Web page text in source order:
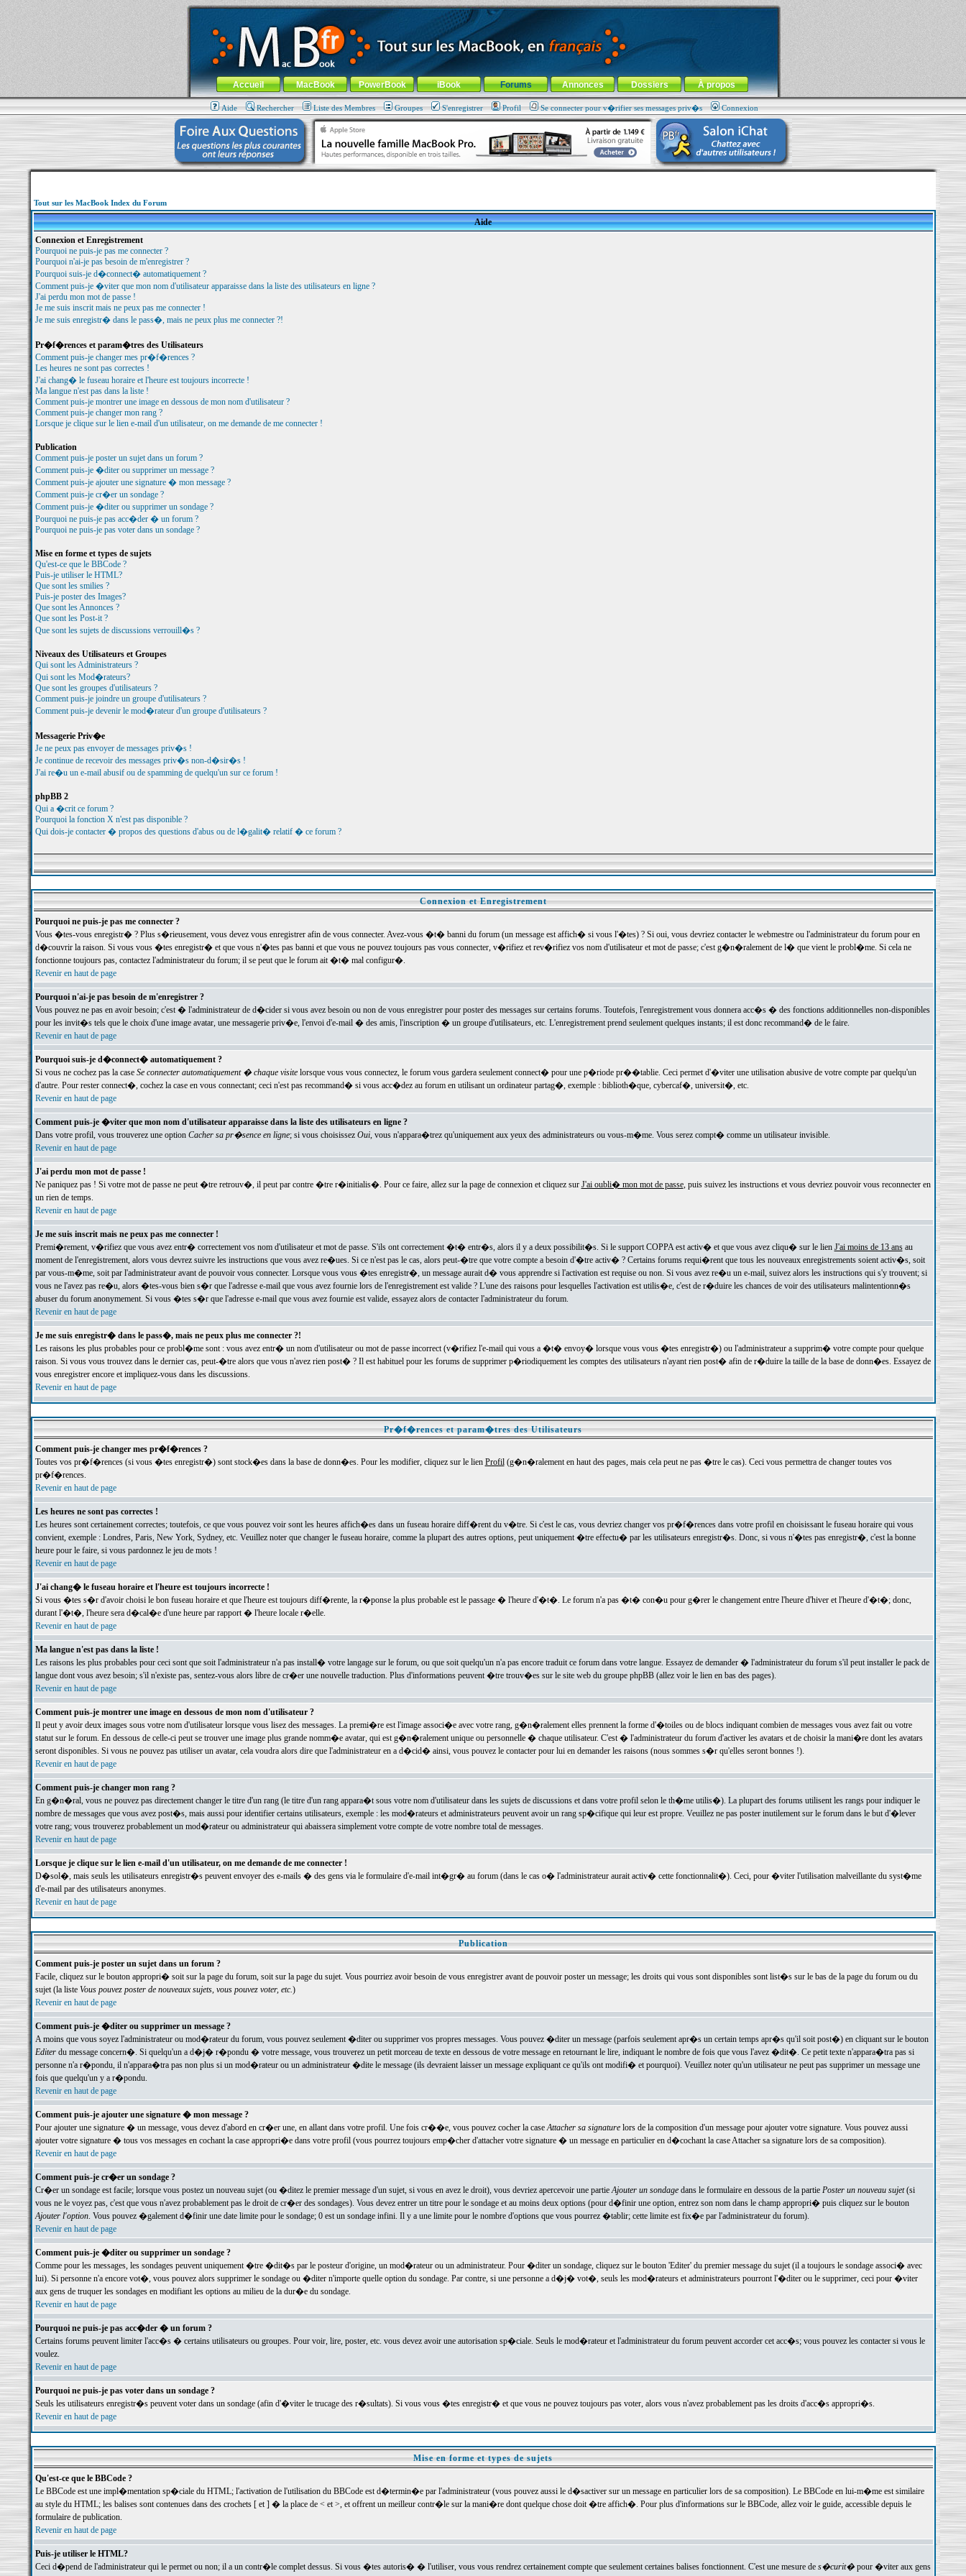
MacBook-fr.com : 100% Apple... 100% nomade !
Aller au contenu-Aller au menu général-Aller au menu de la rubrique
Menu général
Accueil MacBook PowerBook iBook Forums Annonces Dossiers À propos
Aide Rechercher Liste des Membres Groupes S'enregistrer Profil Se connecter pour v�rifier ses messages priv�s Connexion
Tout sur les MacBook Index du Forum
Aide
Connexion et Enregistrement
Pourquoi ne puis-je pas me connecter ?
Pourquoi n'ai-je pas besoin de m'enregistrer ?
Pourquoi suis-je d�connect� automatiquement ?
Comment puis-je �viter que mon nom d'utilisateur apparaisse dans la liste des utilisateurs en ligne ?
J'ai perdu mon mot de passe !
Je me suis inscrit mais ne peux pas me connecter !
Je me suis enregistr� dans le pass�, mais ne peux plus me connecter ?!
Pr�f�rences et param�tres des Utilisateurs
Comment puis-je changer mes pr�f�rences ?
Les heures ne sont pas correctes !
J'ai chang� le fuseau horaire et l'heure est toujours incorrecte !
Ma langue n'est pas dans la liste !
Comment puis-je montrer une image en dessous de mon nom d'utilisateur ?
Comment puis-je changer mon rang ?
Lorsque je clique sur le lien e-mail d'un utilisateur, on me demande de me connecter !
Publication
Comment puis-je poster un sujet dans un forum ?
Comment puis-je �diter ou supprimer un message ?
Comment puis-je ajouter une signature � mon message ?
Comment puis-je cr�er un sondage ?
Comment puis-je �diter ou supprimer un sondage ?
Pourquoi ne puis-je pas acc�der � un forum ?
Pourquoi ne puis-je pas voter dans un sondage ?
Mise en forme et types de sujets
Qu'est-ce que le BBCode ?
Puis-je utiliser le HTML?
Que sont les smilies ?
Puis-je poster des Images?
Que sont les Annonces ?
Que sont les Post-it ?
Que sont les sujets de discussions verrouill�s ?
Niveaux des Utilisateurs et Groupes
Qui sont les Administrateurs ?
Qui sont les Mod�rateurs?
Que sont les groupes d'utilisateurs ?
Comment puis-je joindre un groupe d'utilisateurs ?
Comment puis-je devenir le mod�rateur d'un groupe d'utilisateurs ?
Messagerie Priv�e
Je ne peux pas envoyer de messages priv�s !
Je continue de recevoir des messages priv�s non-d�sir�s !
J'ai re�u un e-mail abusif ou de spamming de quelqu'un sur ce forum !
phpBB 2
Qui a �crit ce forum ?
Pourquoi la fonction X n'est pas disponible ?
Qui dois-je contacter � propos des questions d'abus ou de l�galit� relatif � ce forum ?
Connexion et Enregistrement
Pourquoi ne puis-je pas me connecter ?
Vous �tes-vous enregistr� ? Plus s�rieusement, vous devez vous enregistrer afin de vous connecter. Avez-vous �t� banni du forum (un message est affich� si vous l'�tes) ? Si oui, vous devriez contacter le webmestre ou l'administrateur du forum pour en
d�couvrir la raison. Si vous vous �tes enregistr� et que vous n'�tes pas banni et que vous ne pouvez toujours pas vous connecter, v�rifiez et rev�rifiez vos nom d'utilisateur et mot de passe; c'est g�n�ralement de l� que vient le probl�me. Si cela ne
fonctionne toujours pas, contactez l'administrateur du forum; il se peut que le forum ait �t� mal configur�.
Revenir en haut de page
Pourquoi n'ai-je pas besoin de m'enregistrer ?
Vous pouvez ne pas en avoir besoin; c'est � l'administrateur de d�cider si vous avez besoin ou non de vous enregistrer pour poster des messages sur certains forums. Toutefois, l'enregistrement vous donnera acc�s � des fonctions additionnelles non-disponibles
pour les invit�s tels que le choix d'une image avatar, une messagerie priv�e, l'envoi d'e-mail � des amis, l'inscription � un groupe d'utilisateurs, etc. L'enregistrement prend seulement quelques instants; il est donc recommand� de le faire.
Revenir en haut de page
Pourquoi suis-je d�connect� automatiquement ?
Si vous ne cochez pas la case Se connecter automatiquement � chaque visitelorsque vous vous connectez, le forum vous gardera seulement connect� pour une p�riode pr��tablie. Ceci permet d'�viter une utilisation abusive de votre compte par quelqu'un
d'autre. Pour rester connect�, cochez la case en vous connectant; ceci n'est pas recommand� si vous acc�dez au forum en utilisant un ordinateur partag�, exemple : biblioth�que, cybercaf�, universit�, etc.
Revenir en haut de page
Comment puis-je �viter que mon nom d'utilisateur apparaisse dans la liste des utilisateurs en ligne ?
Dans votre profil, vous trouverez une option Cacher sa pr�sence en ligne; si vous choisissez Oui, vous n'appara�trez qu'uniquement aux yeux des administrateurs ou vous-m�me. Vous serez compt� comme un utilisateur invisible.
Revenir en haut de page
J'ai perdu mon mot de passe !
Ne paniquez pas ! Si votre mot de passe ne peut �tre retrouv�, il peut par contre �tre r�initialis�. Pour ce faire, allez sur la page de connexion et cliquez sur J'ai oubli� mon mot de passe, puis suivez les instructions et vous devriez pouvoir vous reconnecter en
un rien de temps.
Revenir en haut de page
Je me suis inscrit mais ne peux pas me connecter !
Premi�rement, v�rifiez que vous avez entr� correctement vos nom d'utilisateur et mot de passe. S'ils ont correctement �t� entr�s, alors il y a deux possibilit�s. Si le support COPPA est activ� et que vous avez cliqu� sur le lien J'ai moins de 13 ansau
moment de l'enregistrement, alors vous devrez suivre les instructions que vous avez re�ues. Si ce n'est pas le cas, alors peut-�tre que votre compte a besoin d'�tre activ� ? Certains forums requi�rent que tous les nouveaux enregistrements soient activ�s, soit
par vous-m�me, soit par l'administrateur avant de pouvoir vous connecter. Lorsque vous vous �tes enregistr�, un message aurait d� vous apprendre si l'activation est requise ou non. Si vous avez re�u un e-mail, suivez alors les instructions qui s'y trouvent; si
vous ne l'avez pas re�u, alors �tes-vous bien s�r que l'adresse e-mail que vous avez fournie lors de l'enregistrement est valide ? L'une des raisons pour lesquelles l'activation est utilis�e, c'est de r�duire les chances de voir des utilisateurs malintentionn�s
abuser du forum anonymement. Si vous �tes s�r que l'adresse e-mail que vous avez fournie est valide, essayez alors de contacter l'administrateur du forum.
Revenir en haut de page
Je me suis enregistr� dans le pass�, mais ne peux plus me connecter ?!
Les raisons les plus probables pour ce probl�me sont : vous avez entr� un nom d'utilisateur ou mot de passe incorrect (v�rifiez l'e-mail qui vous a �t� envoy� lorsque vous vous �tes enregistr�) ou l'administrateur a supprim� votre compte pour quelque
raison. Si vous vous trouvez dans le dernier cas, peut-�tre alors que vous n'avez rien post� ? Il est habituel pour les forums de supprimer p�riodiquement les comptes des utilisateurs n'ayant rien post� afin de r�duire la taille de la base de donn�es. Essayez de
vous enregistrer encore et impliquez-vous dans les discussions.
Revenir en haut de page
Pr�f�rences et param�tres des Utilisateurs
Comment puis-je changer mes pr�f�rences ?
Toutes vos pr�f�rences (si vous �tes enregistr�) sont stock�es dans la base de donn�es. Pour les modifier, cliquez sur le lien Profil(g�n�ralement en haut des pages, mais cela peut ne pas �tre le cas). Ceci vous permettra de changer toutes vos
pr�f�rences.
Revenir en haut de page
Les heures ne sont pas correctes !
Les heures sont certainement correctes; toutefois, ce que vous pouvez voir sont les heures affich�es dans un fuseau horaire diff�rent du v�tre. Si c'est le cas, vous devriez changer vos pr�f�rences dans votre profil en choisissant le fuseau horaire qui vous
convient, exemple : Londres, Paris, New York, Sydney, etc. Veuillez noter que changer le fuseau horaire, comme la plupart des autres options, peut uniquement �tre effectu� par les utilisateurs enregistr�s. Donc, si vous n'�tes pas enregistr�, c'est la bonne
heure pour le faire, si vous pardonnez le jeu de mots !
Revenir en haut de page
J'ai chang� le fuseau horaire et l'heure est toujours incorrecte !
Si vous �tes s�r d'avoir choisi le bon fuseau horaire et que l'heure est toujours diff�rente, la r�ponse la plus probable est le passage � l'heure d'�t�. Le forum n'a pas �t� con�u pour g�rer le changement entre l'heure d'hiver et l'heure d'�t�; donc,
durant l'�t�, l'heure sera d�cal�e d'une heure par rapport � l'heure locale r�elle.
Revenir en haut de page
Ma langue n'est pas dans la liste !
Les raisons les plus probables pour ceci sont que soit l'administrateur n'a pas install� votre langage sur le forum, ou que soit quelqu'un n'a pas encore traduit ce forum dans votre langue. Essayez de demander � l'administrateur du forum s'il peut installer le pack de
langue dont vous avez besoin; s'il n'existe pas, sentez-vous alors libre de cr�er une nouvelle traduction. Plus d'informations peuvent �tre trouv�es sur le site web du groupe phpBB (allez voir le lien en bas des pages).
Revenir en haut de page
Comment puis-je montrer une image en dessous de mon nom d'utilisateur ?
Il peut y avoir deux images sous votre nom d'utilisateur lorsque vous lisez des messages. La premi�re est l'image associ�e avec votre rang, g�n�ralement elles prennent la forme d'�toiles ou de blocs indiquant combien de messages vous avez fait ou votre
statut sur le forum. En dessous de celle-ci peut se trouver une image plus grande nomm�e avatar, qui est g�n�ralement unique ou personnelle � chaque utilisateur. C'est � l'administrateur du forum d'activer les avatars et de choisir la mani�re dont les avatars
seront disponibles. Si vous ne pouvez pas utiliser un avatar, cela voudra alors dire que l'administrateur en a d�cid� ainsi, vous pouvez le contacter pour lui en demander les raisons (nous sommes s�r qu'elles seront bonnes !).
Revenir en haut de page
Comment puis-je changer mon rang ?
En g�n�ral, vous ne pouvez pas directement changer le titre d'un rang (le titre d'un rang appara�t sous votre nom d'utilisateur dans les sujets de discussions et dans votre profil selon le th�me utilis�). La plupart des forums utilisent les rangs pour indiquer le
nombre de messages que vous avez post�s, mais aussi pour identifier certains utilisateurs, exemple : les mod�rateurs et administrateurs peuvent avoir un rang sp�cifique qui leur est propre. Veuillez ne pas poster inutilement sur le forum dans le but d'�lever
votre rang; vous trouverez probablement un mod�rateur ou administrateur qui abaissera simplement votre compte de votre nombre total de messages.
Revenir en haut de page
Lorsque je clique sur le lien e-mail d'un utilisateur, on me demande de me connecter !
D�sol�, mais seuls les utilisateurs enregistr�s peuvent envoyer des e-mails � des gens via le formulaire d'e-mail int�gr� au forum (dans le cas o� l'administrateur aurait activ� cette fonctionnalit�). Ceci, pour �viter l'utilisation malveillante du syst�me
d'e-mail par des utilisateurs anonymes.
Revenir en haut de page
Publication
Comment puis-je poster un sujet dans un forum ?
Facile, cliquez sur le bouton appropri� soit sur la page du forum, soit sur la page du sujet. Vous pourriez avoir besoin de vous enregistrer avant de pouvoir poster un message; les droits qui vous sont disponibles sont list�s sur le bas de la page du forum ou du
sujet (la liste Vous pouvez poster de nouveaux sujets, vous pouvez voter, etc.)
Revenir en haut de page
Comment puis-je �diter ou supprimer un message ?
A moins que vous soyez l'administrateur ou mod�rateur du forum, vous pouvez seulement �diter ou supprimer vos propres messages. Vous pouvez �diter un message (parfois seulement apr�s un certain temps apr�s qu'il soit post�) en cliquant sur le bouton
Editerdu message concern�. Si quelqu'un a d�j� r�pondu � votre message, vous trouverez un petit morceau de texte en dessous de votre message en retournant le lire, indiquant le nombre de fois que vous l'avez �dit�. Ce petit texte n'appara�tra pas si
personne n'a r�pondu, il n'appara�tra pas non plus si un mod�rateur ou un administrateur �dite le message (ils devraient laisser un message expliquant ce qu'ils ont modifi� et pourquoi). Veuillez noter qu'un utilisateur ne peut pas supprimer un message une
fois que quelqu'un y a r�pondu.
Revenir en haut de page
Comment puis-je ajouter une signature � mon message ?
Pour ajouter une signature � un message, vous devez d'abord en cr�er une, en allant dans votre profil. Une fois cr��e, vous pouvez cocher la caseAttacher sa signaturelors de la composition d'un message pour ajouter votre signature. Vous pouvez aussi
ajouter votre signature � tous vos messages en cochant la case appropri�e dans votre profil (vous pourrez toujours emp�cher d'attacher votre signature � un message en particulier en d�cochant la case Attacher sa signature lors de sa composition).
Revenir en haut de page
Comment puis-je cr�er un sondage ?
Cr�er un sondage est facile; lorsque vous postez un nouveau sujet (ou �ditez le premier message d'un sujet, si vous en avez le droit), vous devriez apercevoir une partieAjouter un sondagedans le formulaire en dessous de la partie Poster un nouveau sujet(si
vous ne le voyez pas, c'est que vous n'avez probablement pas le droit de cr�er des sondages). Vous devez entrer un titre pour le sondage et au moins deux options (pour d�finir une option, entrez son nom dans le champ appropri� puis cliquez sur le bouton
Ajouter l'option. Vous pouvez �galement d�finir une date limite pour le sondage; 0 est un sondage infini. Il y a une limite pour le nombre d'options que vous pourrez �tablir; cette limite est fix�e par l'administrateur du forum).
Revenir en haut de page
Comment puis-je �diter ou supprimer un sondage ?
Comme pour les messages, les sondages peuvent uniquement �tre �dit�s par le posteur d'origine, un mod�rateur ou un administrateur. Pour �diter un sondage, cliquez sur le bouton 'Editer' du premier message du sujet (il a toujours le sondage associ� avec
lui). Si personne n'a encore vot�, vous pouvez alors supprimer le sondage ou �diter n'importe quelle option du sondage. Par contre, si une personne a d�j� vot�, seuls les mod�rateurs et administrateurs pourront l'�diter ou le supprimer, ceci pour �viter
aux gens de truquer les sondages en modifiant les options au milieu de la dur�e du sondage.
Revenir en haut de page
Pourquoi ne puis-je pas acc�der � un forum ?
Certains forums peuvent limiter l'acc�s � certains utilisateurs ou groupes. Pour voir, lire, poster, etc. vous devez avoir une autorisation sp�ciale. Seuls le mod�rateur et l'administrateur du forum peuvent accorder cet acc�s; vous pouvez les contacter si vous le
voulez.
Revenir en haut de page
Pourquoi ne puis-je pas voter dans un sondage ?
Seuls les utilisateurs enregistr�s peuvent voter dans un sondage (afin d'�viter le trucage des r�sultats). Si vous vous �tes enregistr� et que vous ne pouvez toujours pas voter, alors vous n'avez probablement pas les droits d'acc�s appropri�s.
Revenir en haut de page
Mise en forme et types de sujets
Qu'est-ce que le BBCode ?
Le BBCode est une impl�mentation sp�ciale du HTML; l'activation de l'utilisation du BBCode est d�termin�e par l'administrateur (vous pouvez aussi le d�sactiver sur un message en particulier lors de sa composition). Le BBCode en lui-m�me est similaire
au style du HTML; les balises sont contenues dans des crochets [ et ] � la place de < et >, et offrent un meilleur contr�le sur la mani�re dont quelque chose doit �tre affich�. Pour plus d'informations sur le BBCode, allez voir le guide, accessible depuis le
formulaire de publication.
Revenir en haut de page
Puis-je utiliser le HTML?
Ceci d�pend de l'administrateur qui le permet ou non; il a un contr�le complet dessus. Si vous �tes autoris� � l'utiliser, vous vous rendrez certainement compte que seulement certaines balises fonctionnent. C'est une mesure de s�curit�pour �viter aux gens